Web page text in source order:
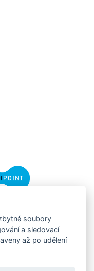
Orlová
soubory
a sledovací
až po udělení